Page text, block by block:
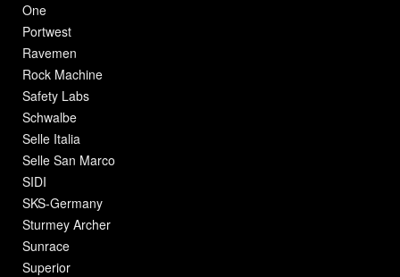
One
Portwest
Ravemen
Rock Machine
Safety Labs
Schwalbe
Selle Italia
Selle San Marco
SIDI
SKS-Germany
Sturmey Archer
Sunrace
Superior